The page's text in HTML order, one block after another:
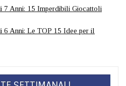
7 Anni: 15 Imperdibili Giocattoli
Anni: Le TOP 15 Idee per il